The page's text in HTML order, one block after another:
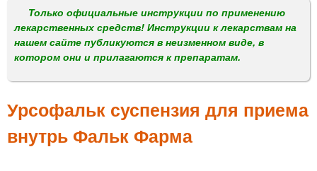
м
е
н
Только официальные инструкции по применению
лекарственных средств! Инструкции к лекарствам на
нашем сайте публикуются в неизменном виде, в
котором они и прилагаются к препаратам.
Урсофальк суспензия для приема
внутрь Фальк Фарма